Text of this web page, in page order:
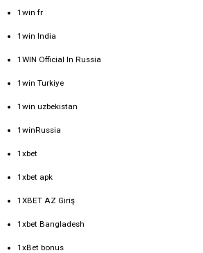
1win fr
1win India
1WIN Official In Russia
1win Turkiye
1win uzbekistan
1winRussia
1xbet
1xbet apk
1XBET AZ Giriş
1xbet Bangladesh
1xBet bonus